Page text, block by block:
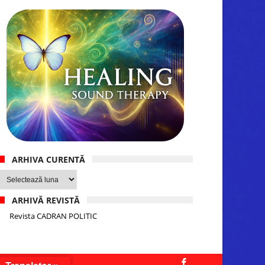
ARHIVA CURENTĂ
Arhiva
curentă
ARHIVĂ REVISTĂ
Revista CADRAN POLITIC